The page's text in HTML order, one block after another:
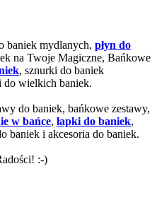
baniek mydlanych, płyn do
na Twoje Magiczne, Bańkowe
, sznurki do baniek
wielkich baniek.
do baniek, bańkowe zestawy,
w bańce, łapki do baniek,
baniek i akcesoria do baniek.
:-)